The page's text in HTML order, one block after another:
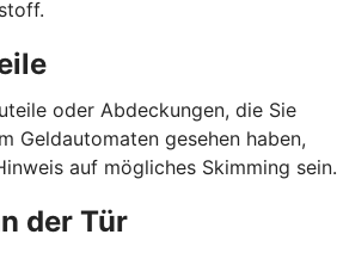
oder Abdeckungen, die Sie
Geldautomaten gesehen haben,
auf mögliches Skimming sein.
der Tür